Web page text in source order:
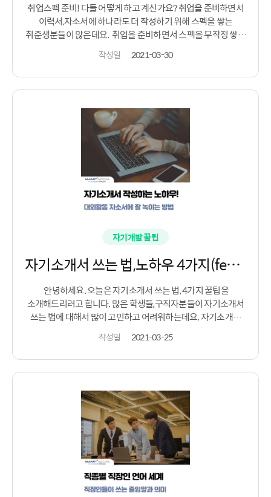
취업스펙 준비! 다들 어떻게 하고 계신가요? 취업을 준비하면서
이력서,자소서에 하나라도 더 작성하기 위해 스펙을 쌓는
취준생분들이 많은데요. ​ 취업을 준비하면서 스펙을 무작정 쌓기
취업스펙 준비 중 가장 많이 준비하는 것 중 하나가
자격증인데요. 무작정 자격증을 많이 취득하는 것은 추천하지
않습니다. ​ 내가 가고 싶은 진로와 맞아야하고 희망하는 업무에
준비로 인턴경험이 있습니다. 수시채용이 많아지면서 직무
경험을 중요하게 생각하는 기업이 늘어나 이제는 실무 능력을
어필할 수 있어야합니다. ​ 인턴 경험 또는 관련 직무와 연관있는
어학점수를 쌓는 취준생들도 많은데요. 기업마다 어학 점수를
채용 시 자격요건, 혹은 가산점 부여로 채택하고 있기도 하며
직무에 따라 필요한 경우도 있기 때문에 준비해보는 것도
준비 중 학생들이 많이 하는 공모전 참여! 공모전 수상 시 혜택도
다양하고 채용 기회가 주어지는 경우도 많기 때문에 공모전
참여는 필수 코스 중 하나로 여겨지고 있습니다. ​ 공모전 수상을
꼭 하지않아도 역량을 키우는 도전 경험이 될 수 있으니
추천드려요! ​ ​ 자, 이렇게 취업스펙 준비에 대해서
소개해보았는데 도움이 좀 되셨나요? 여러분들이 하고 싶은
여러분이 가지고 있는 취업스펙,자격증을 통해 어디로 취업이
작성일 2021-03-30
자기개발 꿀팁
자기소개서 쓰는 법,노하우 4가지(feat.대외활동 어필)
안녕하세요. 오늘은 자기소개서 쓰는 법, 4가지 꿀팁을
소개해드리려고 합니다. 많은 학생들,구직자분들이 자기소개서
쓰는 법에 대해서 많이 고민하고 어려워하는데요. 자기소개서
어떻게하면 어필할 수 있는지에 대해서 안내해드리도록
하겠습니다. 자기소개서 쓰는 법 1, 협업했던 경험 녹여내기
팀활동으로 성과를 냈던 경험을 녹여 작성한다면 자기 어필을 할
해보지 못했지만 과 같은 표현은 자신감 없는 느낌을 주기 쉽기
때문에 자기소개서를 작성 할 때는 자신감 있는 표현을 사용해
주는 것이 중요합니다. 자기소개서 쓰는 법3, 포트폴리오
지원자가 이 활동에 얼마나 관심이 있는지 잘할 수 있는지 어필할
수 있기 때문에 합격 확률을 높일 수 있습니다. 자기소개서 쓰는
작성일 2021-03-25